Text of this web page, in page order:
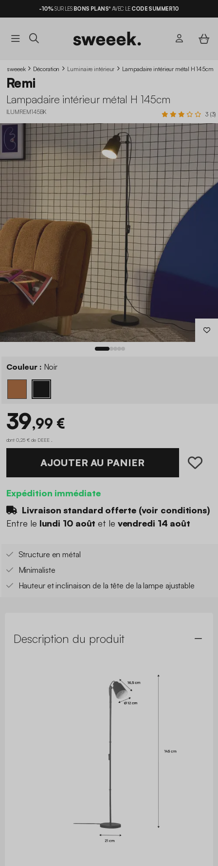
-10%SUR LES BONS PLANS*AVEC LE CODE SUMMER10
sweeek Décoration Luminaire intérieur Lampadaire intérieur métal H 145cm
Remi
Lampadaire intérieur métal H 145cm
ILUMREM145BK 3 (3)
Couleur : Noir
39,99 €
dont 0,25 € de DEEE .
AJOUTER AU PANIER
Expédition immédiate
Livraison standard offerte (voir conditions)
Entre le lundi 10 août et le vendredi 14 août
Structure en métal
Minimaliste
Hauteur et inclinaison de la tête de la lampe ajustable
Description du produit